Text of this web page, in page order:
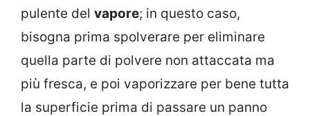
pulente del vapore; in questo caso,
bisogna prima spolverare per eliminare
quella parte di polvere non attaccata ma
più fresca, e poi vaporizzare per bene tutta
la superficie prima di passare un panno